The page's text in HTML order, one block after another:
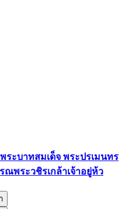
ะบาทสมเด็จ พระปรเมนทร
พระวชิรเกล้าเจ้าอยู่ห้ว